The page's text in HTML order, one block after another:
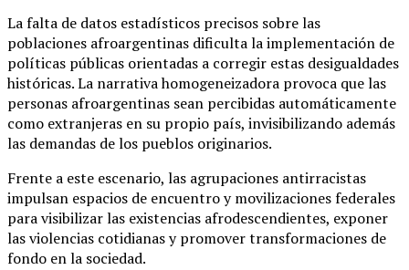
La falta de datos estadísticos precisos sobre las
poblaciones afroargentinas dificulta la implementación de
políticas públicas orientadas a corregir estas desigualdades
históricas. La narrativa homogeneizadora provoca que las
personas afroargentinas sean percibidas automáticamente
como extranjeras en su propio país, invisibilizando además
las demandas de los pueblos originarios.
Frente a este escenario, las agrupaciones antirracistas
impulsan espacios de encuentro y movilizaciones federales
para visibilizar las existencias afrodescendientes, exponer
las violencias cotidianas y promover transformaciones de
fondo en la sociedad.